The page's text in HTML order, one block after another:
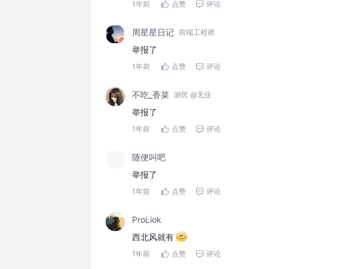
1年前 点赞 评论
周星星日记 前端工程师
举报了
1年前 点赞 评论
不吃_香菜 游民 @无业
举报了
1年前 点赞 评论
随便叫吧
举报了
1年前 点赞 评论
ProLiok
西北风就有
1年前 点赞 评论